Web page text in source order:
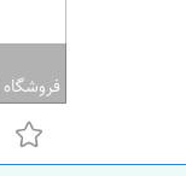
فروشگاه